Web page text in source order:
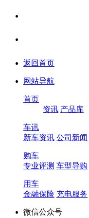
返回首页
网站导航
首页
资讯 产品库
车讯
新车资讯 公司新闻
购车
专业评测 车型导购
用车
金融保险 充电服务
微信公众号